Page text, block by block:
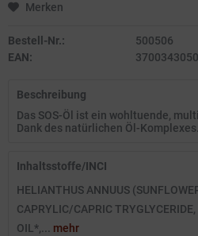
Merken
Bestell-Nr.:
500506
EAN:
Beschreibung
Das SOS-Öl ist ein wohltuende,
Dank des natürlichen Öl-
Inhaltsstoffe/INCI
HELIANTHUS ANNUUS
CAPRYLIC/CAPRIC
OIL*,... mehr